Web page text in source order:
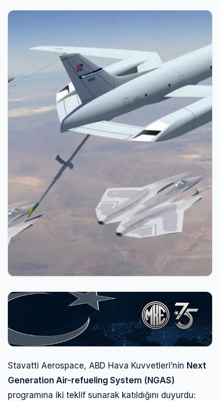
Stavatti Aerospace, ABD Hava Kuvvetleri’nin Next
Generation Air-refueling System (NGAS)
programına iki teklif sunarak katıldığını duyurdu: